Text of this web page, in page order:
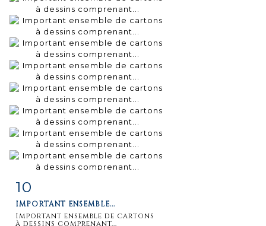
10
IMPORTANT ENSEMBLE...
Important ensemble de cartons
à dessins comprenant...